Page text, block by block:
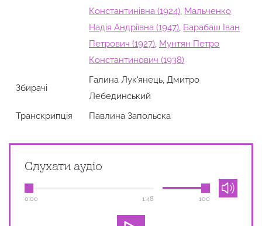
Константинівна (1924) Мальченко
Надія Андріївна (1947) Барабаш Іван
Петрович (1927) Мунтян Петро
Константинович (1938)
Збирачi
Галина Лук'янець, Дмитро
Лебединський
Транскрипція
Павлина Запольска
Слухати аудіо
0:00 1:48 100